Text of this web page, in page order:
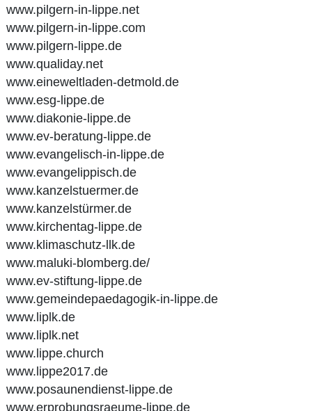
www.pilgern-in-lippe.net
www.pilgern-in-lippe.com
www.pilgern-lippe.de
www.qualiday.net
www.eineweltladen-detmold.de
www.esg-lippe.de
www.diakonie-lippe.de
www.ev-beratung-lippe.de
www.evangelisch-in-lippe.de
www.evangelippisch.de
www.kanzelstuermer.de
www.kanzelstürmer.de
www.kirchentag-lippe.de
www.klimaschutz-llk.de
www.maluki-blomberg.de/
www.ev-stiftung-lippe.de
www.gemeindepaedagogik-in-lippe.de
www.liplk.de
www.liplk.net
www.lippe.church
www.lippe2017.de
www.posaunendienst-lippe.de
www.erprobungsraeume-lippe.de